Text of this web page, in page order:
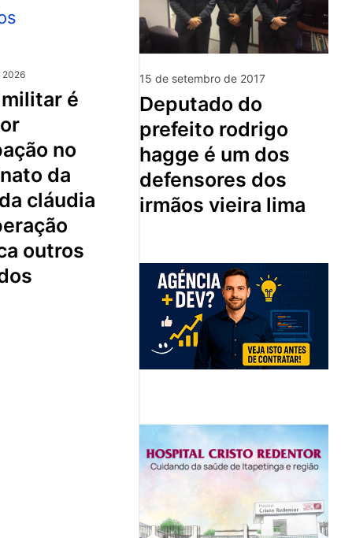
2026
no
da
cláudia
outros
15 de setembro de 2017
deputado do
prefeito rodrigo
hagge é um dos
defensores dos
irmãos vieira lima